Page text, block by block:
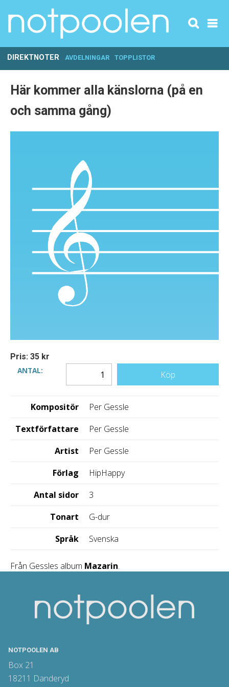
DIREKTNOTER AVDELNINGAR TOPPLISTOR
Här kommer alla känslorna (på en
och samma gång)
Pris: 35 kr
ANTAL:
Köp
Kompositör
Per Gessle
Textförfattare
Per Gessle
Artist
Per Gessle
Förlag
HipHappy
Antal sidor
3
Tonart
G-dur
Språk
Svenska
Från Gessles album Mazarin.
NOTPOOLEN AB
Box 21
18211 Danderyd